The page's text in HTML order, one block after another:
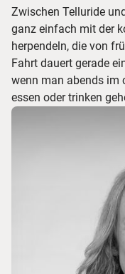
Zwischen Telluride
ganz einfach mit der
herpendeln, die von
Fahrt dauert gerade
wenn man abends im
essen oder trinken